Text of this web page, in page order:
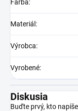
Farba:
Materiál :
Výrobca:
Vyrobené:
Diskusia
Buďte prvý, kto